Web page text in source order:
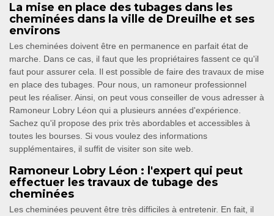
La mise en place des tubages dans les
cheminées dans la ville de Dreuilhe et ses
environs
Les cheminées doivent être en permanence en parfait état de
marche. Dans ce cas, il faut que les propriétaires fassent ce qu'il
faut pour assurer cela. Il est possible de faire des travaux de mise
en place des tubages. Pour nous, un ramoneur professionnel
peut les réaliser. Ainsi, on peut vous conseiller de vous adresser à
Ramoneur Lobry Léon qui a plusieurs années d'expérience.
Sachez qu'il propose des prix très abordables et accessibles à
toutes les bourses. Si vous voulez des informations
supplémentaires, il suffit de visiter son site web.
Ramoneur Lobry Léon : l'expert qui peut
effectuer les travaux de tubage des
cheminées
Les cheminées peuvent être très difficiles à entretenir. En fait, il